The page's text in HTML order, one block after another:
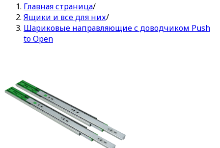
Главная страница/
Ящики и все для них/
Шариковые направляющие с доводчиком Push
to Open